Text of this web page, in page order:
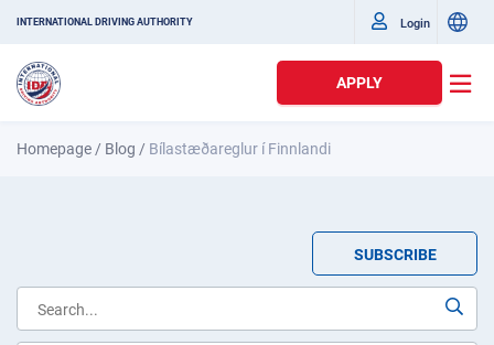
INTERNATIONAL DRIVING AUTHORITY Login
APPLY
Homepage / Blog / Bílastæðareglur í Finnlandi
SUBSCRIBE